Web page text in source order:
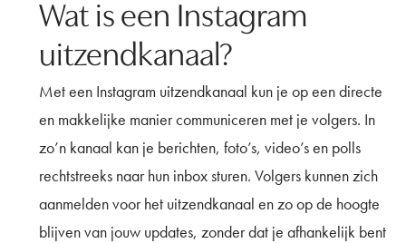
Wat is een Instagram
uitzendkanaal?
Met een Instagram uitzendkanaal kun je op een directe
en makkelijke manier communiceren met je volgers. In
zo’n kanaal kan je berichten, foto’s, video’s en polls
rechtstreeks naar hun inbox sturen. Volgers kunnen zich
aanmelden voor het uitzendkanaal en zo op de hoogte
blijven van jouw updates, zonder dat je afhankelijk bent